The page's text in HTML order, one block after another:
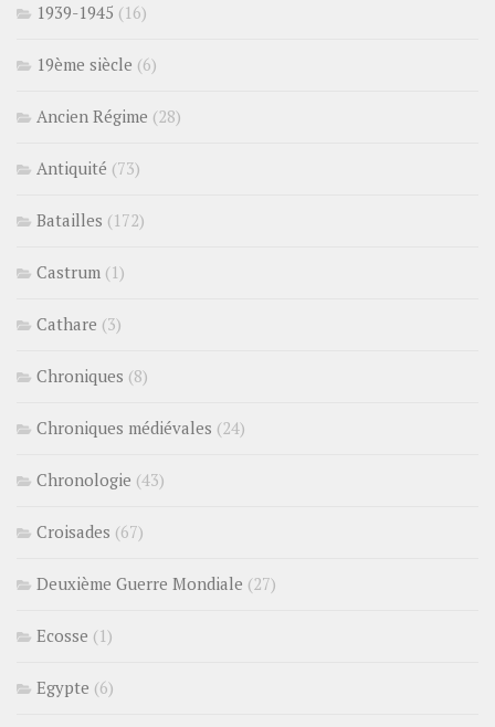
1939-1945 (16)
19ème siècle (6)
Ancien Régime (28)
Antiquité (73)
Batailles (172)
Castrum (1)
Cathare (3)
Chroniques (8)
Chroniques médiévales (24)
Chronologie (43)
Croisades (67)
Deuxième Guerre Mondiale (27)
Ecosse (1)
Egypte (6)